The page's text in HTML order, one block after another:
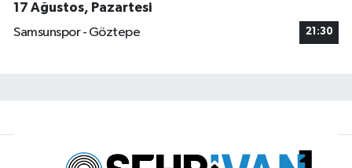
17 Ağustos, Pazartesi
Samsunspor - Göztepe
21:30